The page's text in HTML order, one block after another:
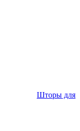
Шторы для